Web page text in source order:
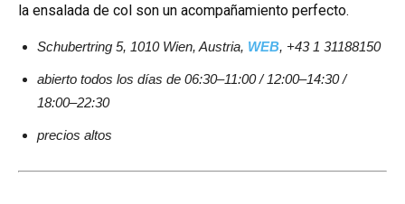
la ensalada de col son un acompañamiento perfecto.
Schubertring 5, 1010 Wien, Austria, WEB, +43 1 31188150
abierto todos los días de 06:30–11:00 / 12:00–14:30 /
18:00–22:30
precios altos